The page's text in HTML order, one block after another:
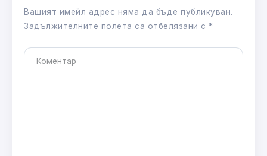
Вашият имейл адрес няма да бъде публикуван.
Задължителните полета са отбелязани с *